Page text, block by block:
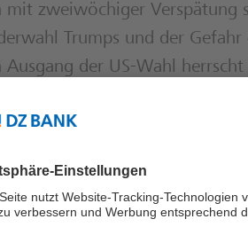
zweiwöchiger Verspätung
Trumps und der
der US-Wahl
trotzdem weit hinter
werden – das
, weit mehr als in